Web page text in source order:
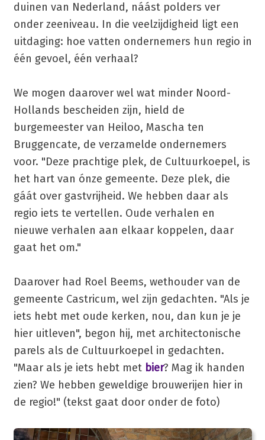
duinen van Nederland, náást polders ver
onder zeeniveau. In die veelzijdigheid ligt een
uitdaging: hoe vatten ondernemers hun regio in
één gevoel, één verhaal?
We mogen daarover wel wat minder Noord-
Hollands bescheiden zijn, hield de
burgemeester van Heiloo, Mascha ten
Bruggencate, de verzamelde ondernemers
voor. "Deze prachtige plek, de Cultuurkoepel, is
het hart van ónze gemeente. Deze plek, die
gáát over gastvrijheid. We hebben daar als
regio iets te vertellen. Oude verhalen en
nieuwe verhalen aan elkaar koppelen, daar
gaat het om."
Daarover had Roel Beems, wethouder van de
gemeente Castricum, wel zijn gedachten. "Als je
iets hebt met oude kerken, nou, dan kun je je
hier uitleven", begon hij, met architectonische
parels als de Cultuurkoepel in gedachten.
"Maar als je iets hebt met bier? Mag ik handen
zien? We hebben geweldige brouwerijen hier in
de regio!" (tekst gaat door onder de foto)